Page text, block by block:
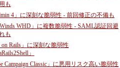
も
4」に深刻な脆弱性 - 前回修正の不備も
WHD」に複数脆弱性 - SAML認証回避
も
on Rails」に深刻な脆弱性
」
Campaign Classic」に悪用リスク高い脆弱性